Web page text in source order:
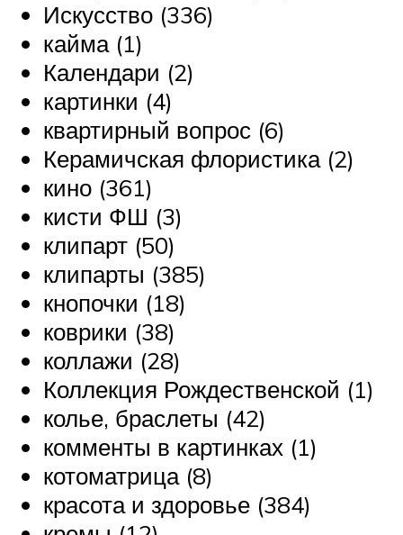
Искусство (336)
кайма (1)
Календари (2)
картинки (4)
квартирный вопрос (6)
Керамичская флористика (2)
кино (361)
кисти ФШ (3)
клипарт (50)
клипарты (385)
кнопочки (18)
коврики (38)
коллажи (28)
Коллекция Рождественской (1)
колье, браслеты (42)
комменты в картинках (1)
котоматрица (8)
красота и здоровье (384)